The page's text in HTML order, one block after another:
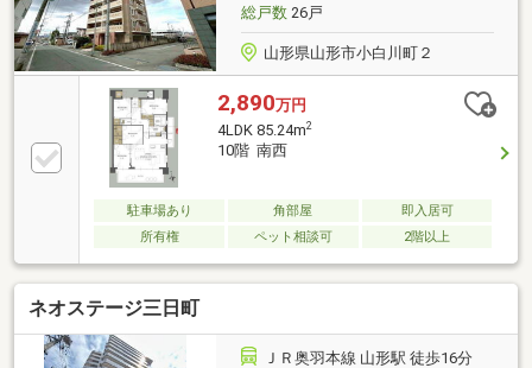
総戸数26戸
山形県山形市小白川町２
2,890万円
4LDK 85.24m2
10階 南西
駐車場あり 角部屋
即入居可
所有権
ペット相談可 2階以上
ネオステージ三日町
ＪＲ奥羽本線 山形駅 徒歩16分